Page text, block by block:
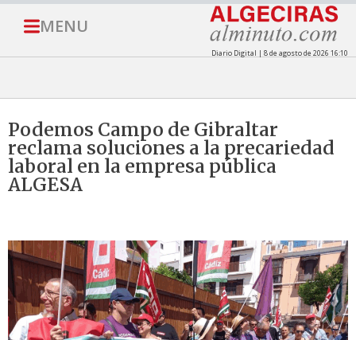
MENU
Diario Digital | 8 de agosto de 2026 16:10
Podemos Campo de Gibraltar
reclama soluciones a la precariedad
laboral en la empresa pública
ALGESA